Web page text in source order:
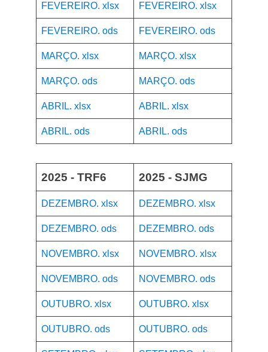
FEVEREIRO. xlsx FEVEREIRO. xlsx
FEVEREIRO. ods FEVEREIRO. ods
MARÇO. xlsx MARÇO. xlsx
MARÇO. ods MARÇO. ods
ABRIL. xlsx ABRIL. xlsx
ABRIL. ods ABRIL. ods
2025 - TRF6 2025 - SJMG
DEZEMBRO. xlsx DEZEMBRO. xlsx
DEZEMBRO. ods DEZEMBRO. ods
NOVEMBRO. xlsx NOVEMBRO. xlsx
NOVEMBRO. ods NOVEMBRO. ods
OUTUBRO. xlsx OUTUBRO. xlsx
OUTUBRO. ods OUTUBRO. ods